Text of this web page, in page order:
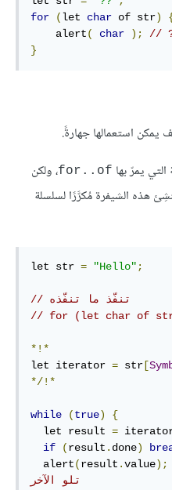
for
(let char of str)
    alert
( char );
}
يمكن استعمالها جهارةً.
يمرّ بها for..of، ولكن
هذه الشيفرة مُكرَّرًا لسلسلة
let str = "Hello";
// تنفّذ ما تنفّذه
// for (let char of
*!*
let iterator = str [
*/!*
while (true)
{
  let result
=
if
(result . done)
  alert
(result .value);
تلو الآخر